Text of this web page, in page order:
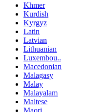
Khmer
Kurdish
Kyrgyz
Latin
Latvian
Lithuanian
Luxembou..
Macedonian
Malagasy
Malay
Malayalam
Maltese
Maori